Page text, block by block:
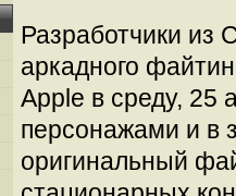
Разработчики из
аркадного
Apple в среду, 25
персонажами и в
оригинальный